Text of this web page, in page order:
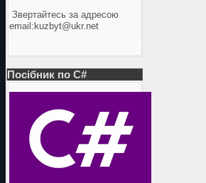
Звертайтесь за адресою
еmail:kuzbyt@ukr.net
Посібник по C#